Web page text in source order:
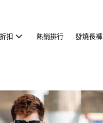
扣 熱銷排行 發燒長褲